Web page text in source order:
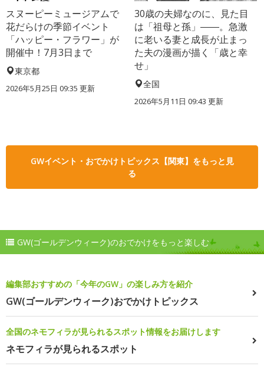
スヌーピーミュージアムで
花だらけの季節イベント
「ハッピー・フラワー」が
開催中！7月3日まで
東京都
2026年5月25日 09:35 更新
30歳の夫婦なのに、見た目
は「祖母と孫」――。急激
に老いる妻と成長が止まっ
た夫の漫画が描く「歳と幸
せ」
全国
2026年5月11日 09:43 更新
GWイベント・おでかけトピックス【関東】をもっと見
る
GW(ゴールデンウィーク)のおでかけをもっと楽しむ
編集部おすすめの「今年のGW」の楽しみ方を紹介
GW(ゴールデンウィーク)おでかけトピックス
全国のネモフィラが見られるスポット情報をお届けします
ネモフィラが見られるスポット